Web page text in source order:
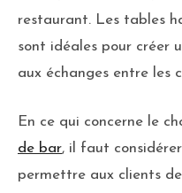
restaurant. Les tables
sont idéales pour créer
aux échanges entre les
En ce qui concerne le
de bar, il faut
permettre aux clients